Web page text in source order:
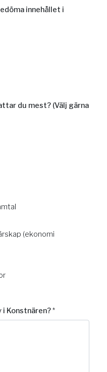
innehållet i
du mest? (Välj gärna
(ekonomi
i Konstnären?*